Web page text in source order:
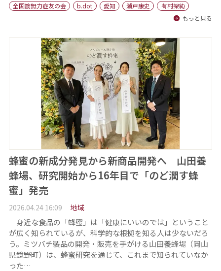
会社概要
全国筋無力症友の会
b.dot 愛知 瀬戸康史
有村架純
もっと見る
蜂蜜の新成分発見から新商品開発へ 山田養
蜂場、研究開始から16年目で「のど潤す蜂
蜜」発売
2026.04.24 16:09 地域
身近な食品の「蜂蜜」は「健康にいいのでは」ということ
が広く知られているが、科学的な根拠を知る人は少ないだろ
う。ミツバチ製品の開発・販売を手がける山田養蜂場（岡山
県鏡野町）は、蜂蜜研究を通じて、これまで知られていなか
った…